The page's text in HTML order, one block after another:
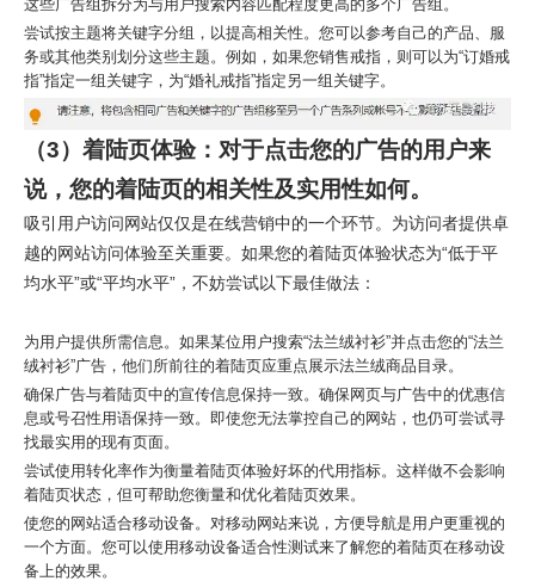
这些广告组拆分为与用户搜索内容匹配程度更高的多个广告组。
尝试按主题将关键字分组，以提高相关性。您可以参考自己的产品、服
务或其他类别划分这些主题。例如，如果您销售戒指，则可以为“订婚戒
指”指定一组关键字，为“婚礼戒指”指定另一组关键字。
（3）着陆页体验：对于点击您的广告的用户来
说，您的着陆页的相关性及实用性如何。
吸引用户访问网站仅仅是在线营销中的一个环节。为访问者提供卓
越的网站访问体验至关重要。如果您的着陆页体验状态为“低于平
均水平”或“平均水平”， 不妨尝试以下最佳做法 ：
为用户提供所需信息。如果某位用户搜索“法兰绒衬衫”并点击您的“法兰
绒衬衫”广告，他们所前往的着陆页应重点展示法兰绒商品目录。
确保广告与着陆页中的宣传信息保持一致。确保网页与广告中的优惠信
息或号召性用语保持一致。即使您无法掌控自己的网站，也仍可尝试寻
找最实用的现有页面。
尝试使用转化率作为衡量着陆页体验好坏的代用指标。这样做不会影响
着陆页状态，但可帮助您衡量和优化着陆页效果。
使您的网站适合移动设备。对移动网站来说，方便导航是用户更重视的
一个方面。您可以使用移动设备适合性测试来了解您的着陆页在移动设
备上的效果。